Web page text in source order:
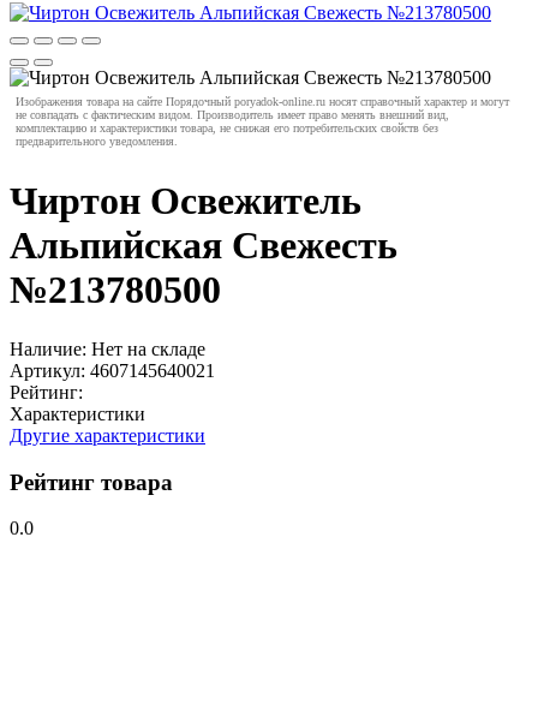
Изображения товара на сайте Порядочный poryadok-online.ru носят справочный характер и могут
не совпадать с фактическим видом. Производитель имеет право менять внешний вид,
комплектацию и характеристики товара, не снижая его потребительских свойств без
предварительного уведомления.
Чиртон Освежитель
Альпийская Свежесть
№213780500
Наличие: Нет на складе
Артикул: 4607145640021
Рейтинг:
Характеристики
Другие характеристики
Рейтинг товара
0.0